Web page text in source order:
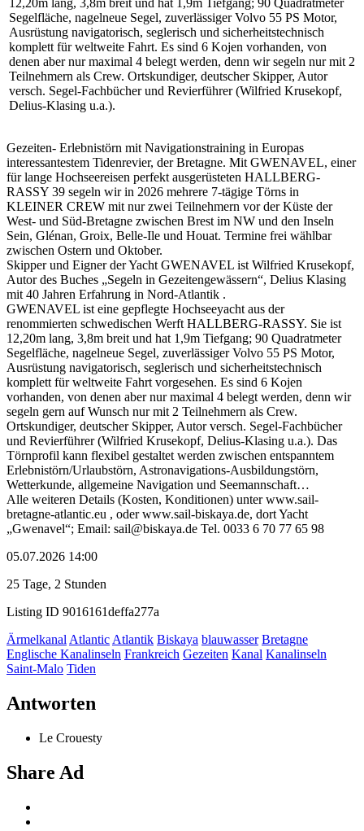
Segelfläche, nagelneue Segel, zuverlässiger Volvo 55 PS Motor,
Ausrüstung navigatorisch, seglerisch und sicherheitstechnisch
komplett für weltweite Fahrt. Es sind 6 Kojen vorhanden, von
denen aber nur maximal 4 belegt werden, denn wir segeln nur mit 2
Teilnehmern als Crew. Ortskundiger, deutscher Skipper, Autor
versch. Segel-Fachbücher und Revierführer (Wilfried Krusekopf,
Delius-Klasing u.a.).
Gezeiten- Erlebnistörn mit Navigationstraining in Europas
interessantestem Tidenrevier, der Bretagne. Mit GWENAVEL, einer
für lange Hochseereisen perfekt ausgerüsteten HALLBERG-
RASSY 39 segeln wir in 2026 mehrere 7-tägige Törns in
KLEINER CREW mit nur zwei Teilnehmern vor der Küste der
West- und Süd-Bretagne zwischen Brest im NW und den Inseln
Sein, Glénan, Groix, Belle-Ile und Houat. Termine frei wählbar
zwischen Ostern und Oktober.
Skipper und Eigner der Yacht GWENAVEL ist Wilfried Krusekopf,
Autor des Buches „Segeln in Gezeitengewässern“, Delius Klasing
mit 40 Jahren Erfahrung in Nord-Atlantik .
GWENAVEL ist eine gepflegte Hochseeyacht aus der
renommierten schwedischen Werft HALLBERG-RASSY. Sie ist
12,20m lang, 3,8m breit und hat 1,9m Tiefgang; 90 Quadratmeter
Segelfläche, nagelneue Segel, zuverlässiger Volvo 55 PS Motor,
Ausrüstung navigatorisch, seglerisch und sicherheitstechnisch
komplett für weltweite Fahrt vorgesehen. Es sind 6 Kojen
vorhanden, von denen aber nur maximal 4 belegt werden, denn wir
segeln gern auf Wunsch nur mit 2 Teilnehmern als Crew.
Ortskundiger, deutscher Skipper, Autor versch. Segel-Fachbücher
und Revierführer (Wilfried Krusekopf, Delius-Klasing u.a.). Das
Törnprofil kann flexibel gestaltet werden zwischen entspanntem
Erlebnistörn/Urlaubstörn, Astronavigations-Ausbildungstörn,
Wetterkunde, allgemeine Navigation und Seemannschaft…
Alle weiteren Details (Kosten, Konditionen) unter www.sail-
bretagne-atlantic.eu , oder www.sail-biskaya.de, dort Yacht
„Gwenavel“; Email: sail@biskaya.de Tel. 0033 6 70 77 65 98
05.07.2026 14:00
25 Tage, 2 Stunden
Listing ID 9016161deffa277a
ÄrmelkanalAtlanticAtlantik Biskaya blauwasser Bretagne
Englische Kanalinseln Frankreich Gezeiten Kanal Kanalinseln
Saint-Malo Tiden
Antworten
Le Crouesty
Share Ad